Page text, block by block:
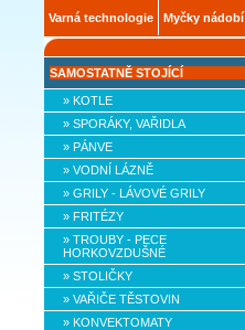
Varná technologie Myčky nádobí
SAMOSTATNĚ STOJÍCÍ
» KOTLE
» SPORÁKY, VAŘIDLA
» PÁNVE
» VODNÍ LÁZNĚ
» GRILY - LÁVOVÉ GRILY
» FRITÉZY
» TROUBY - PECE
HORKOVZDUŠNÉ
» STOLIČKY
» VAŘIČE TĚSTOVIN
» KONVEKTOMATY